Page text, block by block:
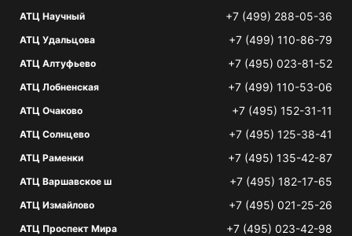
АТЦ Научный +7 (499) 288-05-36
АТЦ Удальцова +7 (499) 110-86-79
АТЦ Алтуфьево +7 (495) 023-81-52
АТЦ Лобненская +7 (499) 110-53-06
АТЦ Очаково +7 (495) 152-31-11
АТЦ Солнцево +7 (495) 125-38-41
АТЦ Раменки +7 (495) 135-42-87
АТЦ Варшавское ш +7 (495) 182-17-65
АТЦ Измайлово +7 (495) 021-25-26
АТЦ Проспект Мира +7 (495) 023-42-98